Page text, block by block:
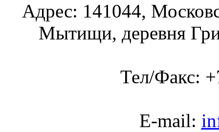
Адрес: 141044,
Мытищи, деревня
Тел/Факс:
E-mail: